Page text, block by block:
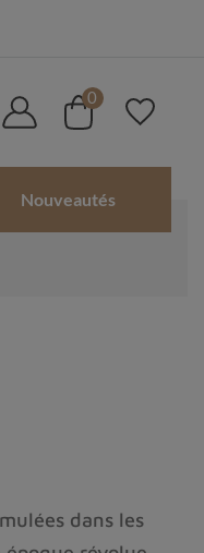
0
Nouveautés
dans les